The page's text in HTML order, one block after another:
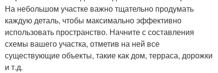
На небольшом участке важно тщательно продумать
каждую деталь, чтобы максимально эффективно
использовать пространство. Начните с составления
схемы вашего участка, отметив на ней все
существующие объекты, такие как дом, терраса, дорожки
и т.д.